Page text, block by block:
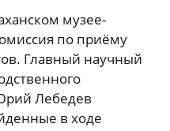
музее-
по приёму
Главный научный
Лебедев
в ходе